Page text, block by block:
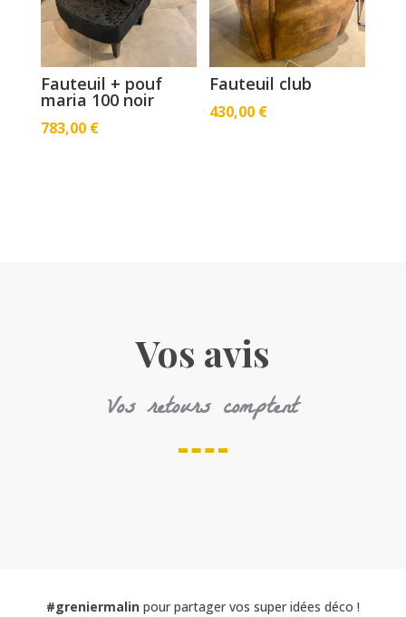
Fauteuil + pouf
maria 100 noir
783,00 €
Fauteuil club
430,00 €
Vos avis
Vos retours comptent
#greniermalinpour partager vos super idées déco !